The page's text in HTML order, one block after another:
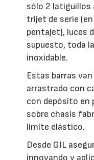
sólo 2 latiguillos
trijet de serie
pentajet), luces
supuesto, toda
inoxidable.
Estas barras
arrastrado con
con depósito en
sobre chasis
límite elástico.
Desde GIL
innovando y